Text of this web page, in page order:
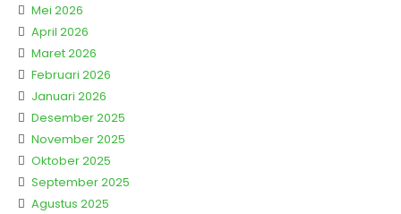
Mei 2026
April 2026
Maret 2026
Februari 2026
Januari 2026
Desember 2025
November 2025
Oktober 2025
September 2025
Agustus 2025